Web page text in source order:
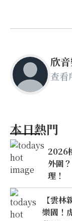
欣
查看
本日熱門
2026
外圍
理！
【雲
樂園！